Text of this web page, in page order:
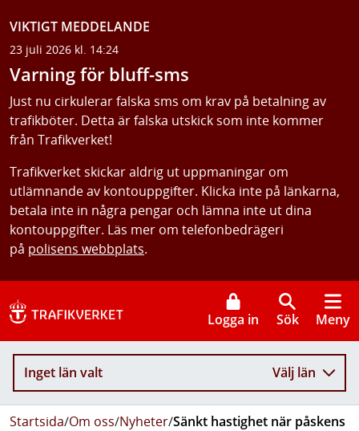
VIKTIGT MEDDELANDE
23 juli 2026 kl. 14:24
Varning för bluff-sms
Just nu cirkulerar falska sms om krav på betalning av
trafikböter. Detta är falska utskick som inte kommer
från Trafikverket!
Trafikverket skickar aldrig ut uppmaningar om
utlämnande av kontouppgifter. Klicka inte på länkarna,
betala inte in några pengar och lämna inte ut dina
kontouppgifter. Läs mer om telefonbedrägeri
på polisens webbplats.
Logga in Sök Meny
Inget län valt Välj län
Startsida/Om oss/Nyheter/Sänkt hastighet när påskens